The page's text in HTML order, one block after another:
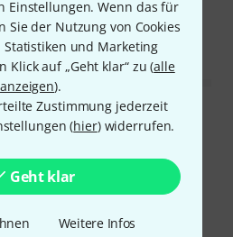
Einstellungen. Wenn das für
Sie der Nutzung von Cookies
und Marketing
Klick auf „Geht klar“ zu (alle
anzeigen).
Zustimmung jederzeit
(hier) widerrufen.
Geht klar
Weitere Infos
MELDEN
03.11.2019